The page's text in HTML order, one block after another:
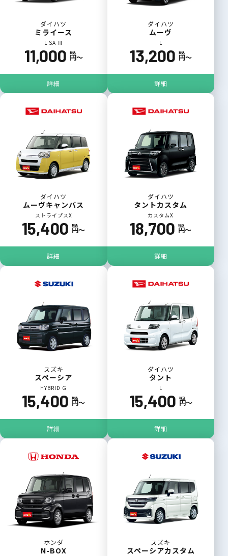
ダイハツ
ミライース
L SA Ⅲ
11,000 税込
円〜
詳細
ダイハツ
ムーヴ
L
13,200 税込
円〜
詳細
ダイハツ
ムーヴキャンバス
ストライプスX
15,400 税込
円〜
詳細
ダイハツ
タントカスタム
カスタムX
18,700 税込
円〜
詳細
スズキ
スペーシア
HYBRID G
15,400 税込
円〜
詳細
ダイハツ
タント
L
15,400 税込
円〜
詳細
ホンダ
N-BOX
スズキ
スペーシアカスタム